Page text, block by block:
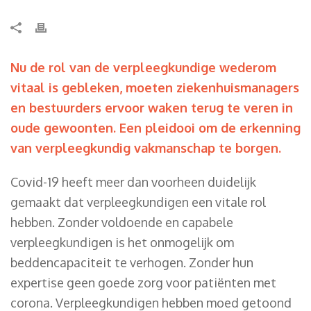
Nu de rol van de verpleegkundige wederom
vitaal is gebleken, moeten ziekenhuismanagers
en bestuurders ervoor waken terug te veren in
oude gewoonten. Een pleidooi om de erkenning
van verpleegkundig vakmanschap te borgen.
Covid-19 heeft meer dan voorheen duidelijk
gemaakt dat verpleegkundigen een vitale rol
hebben. Zonder voldoende en capabele
verpleegkundigen is het onmogelijk om
beddencapaciteit te verhogen. Zonder hun
expertise geen goede zorg voor patiënten met
corona. Verpleegkundigen hebben moed getoond